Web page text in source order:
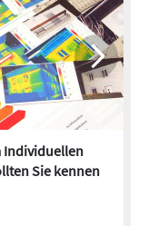
Individuellen
Sie kennen